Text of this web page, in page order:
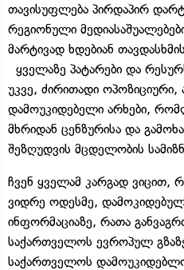
თავისუფლება პირდაპირ
რეგიონული
მარტივად ხდებიან
ყველაზე პატარები და
უკვე, ძირითადი
დამოუკიდებელი არხები,
მხრიდან ცენზურისა და
შეზღუდვის მცდელობის
ჩვენ ყველამ კარგად
ვიდრე ოდესმე,
ინფორმაციაზე, რათა
საქართველოს ევროპულ
საქართველოს